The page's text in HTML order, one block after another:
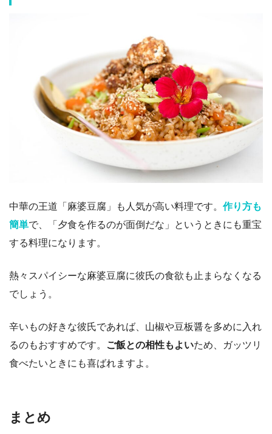
中華の王道「麻婆豆腐」も人気が高い料理です。 作り方も
簡単で、「夕食を作るのが面倒だな」というときにも重宝
する料理になります。
熱々スパイシーな麻婆豆腐に彼氏の食欲も止まらなくなる
でしょう。
辛いもの好きな彼氏であれば、山椒や豆板醤を多めに入れ
るのもおすすめです。
ご飯との相性もよいため、ガッツリ
食べたいときにも喜ばれますよ。
まとめ